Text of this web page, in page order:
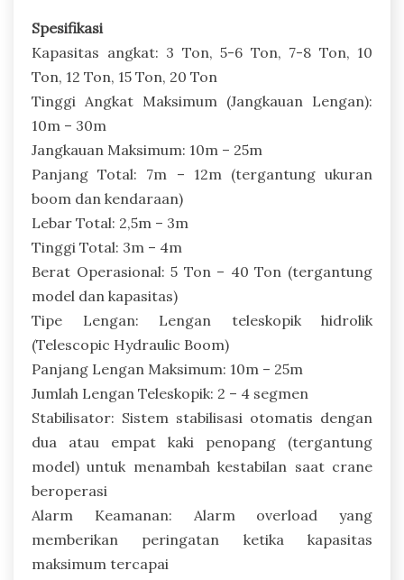
Spesifikasi
Kapasitas angkat: 3 Ton, 5-6 Ton, 7-8 Ton, 10
Ton, 12 Ton, 15 Ton, 20 Ton
Tinggi Angkat Maksimum (Jangkauan Lengan):
10m – 30m
Jangkauan Maksimum: 10m – 25m
Panjang Total: 7m – 12m (tergantung ukuran
boom dan kendaraan)
Lebar Total: 2,5m – 3m
Tinggi Total: 3m – 4m
Berat Operasional: 5 Ton – 40 Ton (tergantung
model dan kapasitas)
Tipe Lengan: Lengan teleskopik hidrolik
(Telescopic Hydraulic Boom)
Panjang Lengan Maksimum: 10m – 25m
Jumlah Lengan Teleskopik: 2 – 4 segmen
Stabilisator: Sistem stabilisasi otomatis dengan
dua atau empat kaki penopang (tergantung
model) untuk menambah kestabilan saat crane
beroperasi
Alarm Keamanan: Alarm overload yang
memberikan peringatan ketika kapasitas
maksimum tercapai